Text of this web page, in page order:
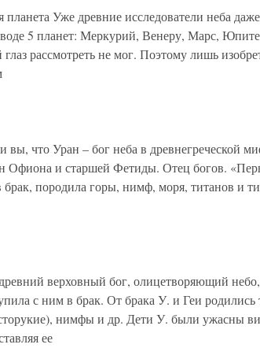
планета Уже древние исследователи неба
5 планет: Меркурий, Венеру, Марс,
рассмотреть не мог. Поэтому лишь
вы, что Уран – бог неба в древнегреческой
Офиона и старшей Фетиды. Отец богов.
породила горы, нимф, моря, титанов и
верховный бог, олицетворяющий
с ним в брак. От брака У. и Геи
нимфы и др. Дети У. были ужасны
ее